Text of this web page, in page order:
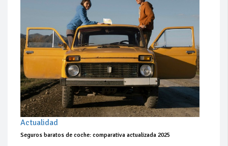
Actualidad
Seguros baratos de coche: comparativa actualizada 2025